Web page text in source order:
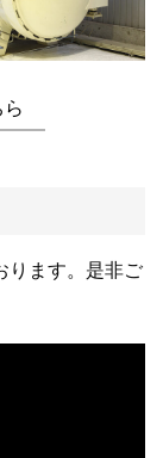
ります。是非ご